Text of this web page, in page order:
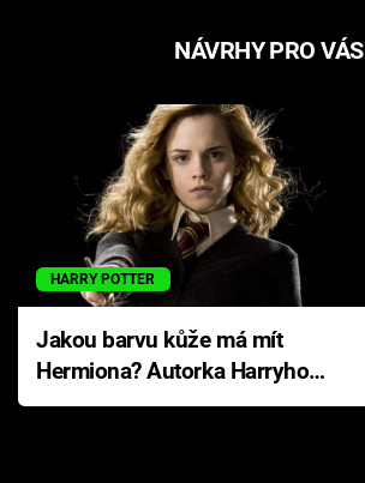
NÁVRHY PRO VÁS
HARRY POTTER
Jakou barvu kůže má mít
Hermiona? Autorka Harryho
Pottera přišla s ráznou